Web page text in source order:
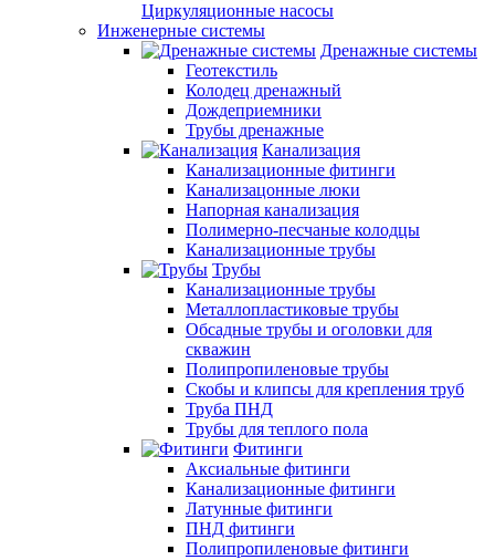
Циркуляционные насосы
Инженерные системы
Дренажные системы
Геотекстиль
Колодец дренажный
Дождеприемники
Трубы дренажные
Канализация
Канализационные фитинги
Канализацонные люки
Напорная канализация
Полимерно-песчаные колодцы
Канализационные трубы
Трубы
Канализационные трубы
Металлопластиковые трубы
Обсадные трубы и оголовки для
скважин
Полипропиленовые трубы
Скобы и клипсы для крепления труб
Труба ПНД
Трубы для теплого пола
Фитинги
Аксиальные фитинги
Канализационные фитинги
Латунные фитинги
ПНД фитинги
Полипропиленовые фитинги